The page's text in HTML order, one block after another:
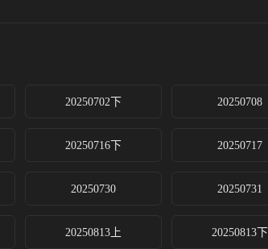
20250702下 20250708
20250716下 20250717
20250730 20250731
20250813上 20250813下